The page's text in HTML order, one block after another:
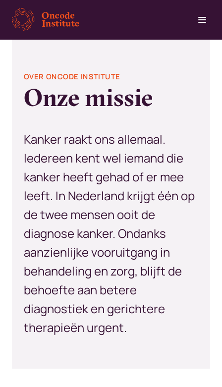
Overslaan
naar
OVER ONCODE INSTITUTE
Onze missie
Kanker raakt ons allemaal.
Iedereen kent wel iemand die
kanker heeft gehad of er mee
leeft. In Nederland krijgt één op
de twee mensen ooit de
diagnose kanker. Ondanks
aanzienlijke vooruitgang in
behandeling en zorg, blijft de
behoefte aan betere
diagnostiek en gerichtere
therapieën urgent.